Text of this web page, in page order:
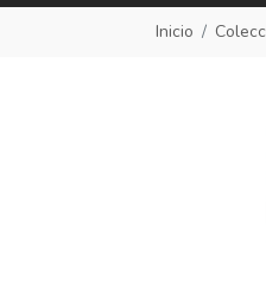
Inicio